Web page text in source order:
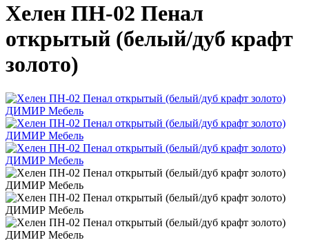
Хелен ПН-02 Пенал
открытый (белый/дуб крафт
золото)